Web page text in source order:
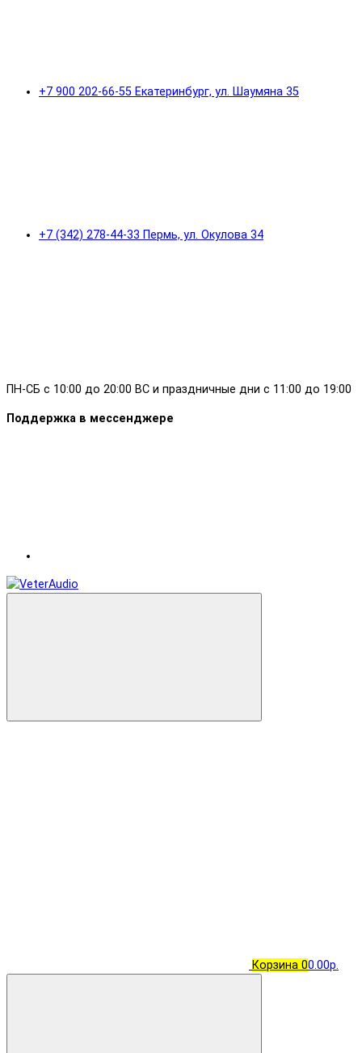
+7 900 202-66-55 Екатеринбург, ул. Шаумяна 35
+7 (342) 278-44-33 Пермь, ул. Окулова 34
ПН-СБ с 10:00 до 20:00 ВС и праздничные дни с 11:00 до 19:00
Поддержка в мессенджере
Корзина 00.00р.